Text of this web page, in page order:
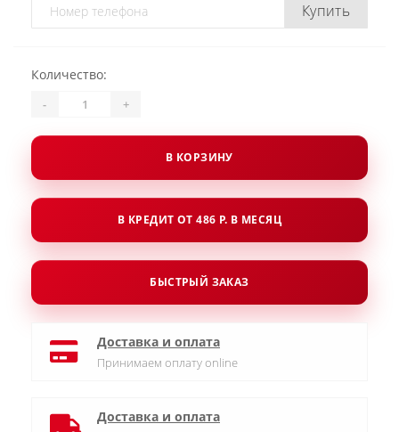
Купить
Количество:
- +
В КОРЗИНУ
В КРЕДИТ ОТ 486 Р. В МЕСЯЦ
БЫСТРЫЙ ЗАКАЗ
Доставка и оплата
Принимаем оплату online
Доставка и оплата